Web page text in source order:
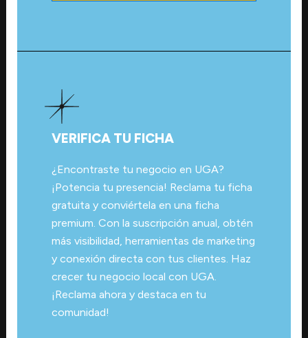
VERIFICA TU FICHA
¿Encontraste tu negocio en UGA?
¡Potencia tu presencia! Reclama tu ficha
gratuita y conviértela en una ficha
premium. Con la suscripción anual, obtén
más visibilidad, herramientas de marketing
y conexión directa con tus clientes. Haz
crecer tu negocio local con UGA.
¡Reclama ahora y destaca en tu
comunidad!